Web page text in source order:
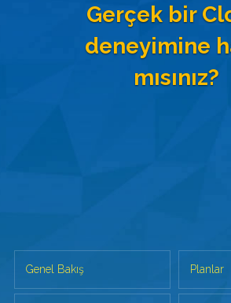
Gerçek bir
deneyimine
mısınız?
Genel Bakış Planlar